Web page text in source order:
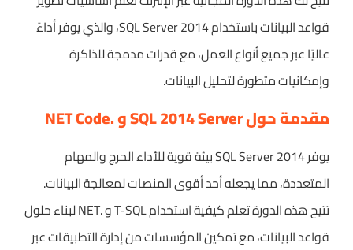
قواعد البيانات باستخدام SQL Server 2014، والذي يوفر أداءً
عاليًا عبر جميع أنواع العمل، مع قدرات مدمجة للذاكرة
وإمكانيات متطورة لتحليل البيانات.
مقدمة حول SQL 2014 Server و .NET Code
يوفر SQL Server 2014 بيئة قوية للأداء الحرج والمهام
المتعددة، مما يجعله أحد أقوى المنصات لمعالجة البيانات.
تتيح هذه الدورة تعلم كيفية استخدام T-SQL و .NET لبناء حلول
قواعد البيانات، مع تمكين المؤسسات من إدارة التطبيقات عبر